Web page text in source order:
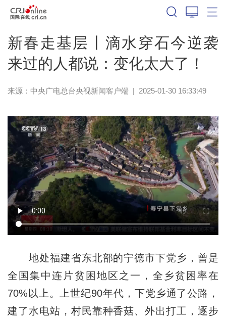
新春走基层丨滴水穿石今逆袭
来过的人都说：变化太大了！
来源： 中央广电总台央视新闻客户端 | 2025-01-30 16:33:49
地处福建省东北部的宁德市下党乡，曾是
全国集中连片贫困地区之一，全乡贫困率在
70%以上。上世纪90年代，下党乡通了公路，
建了水电站，村民靠种香菇、外出打工，逐步